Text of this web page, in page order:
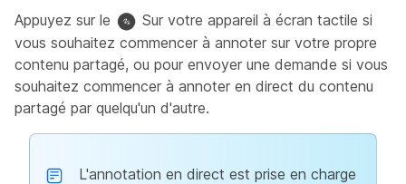
Appuyez sur le
Sur votre appareil à écran tactile si
vous souhaitez commencer à annoter sur votre propre
contenu partagé, ou pour envoyer une demande si vous
souhaitez commencer à annoter en direct du contenu
partagé par quelqu'un d'autre.
L'annotation en direct est prise en charge